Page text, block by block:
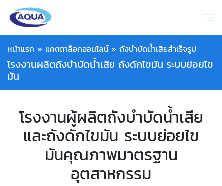
หน้าแรก » แคตตาล็อกออนไลน์ » ถังบำบัดน้ำเสียสำเร็จรูป
โรงงานผลิตถังบำบัดน้ำเสีย ถังดักไขมัน ระบบย่อยไข
มัน
โรงงานผู้ผลิตถังบำบัดน้ำเสีย
และถังดักไขมัน ระบบย่อยไข
มันคุณภาพมาตรฐาน
อุตสาหกรรม